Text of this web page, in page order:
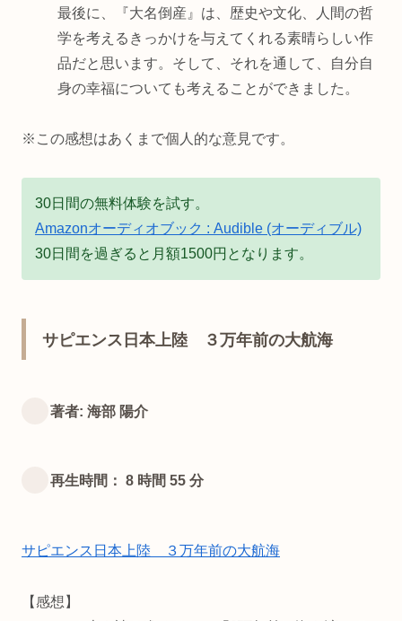
最後に、『大名倒産』は、歴史や文化、人間の哲
学を考えるきっかけを与えてくれる素晴らしい作
品だと思います。そして、それを通して、自分自
身の幸福についても考えることができました。
※この感想はあくまで個人的な意見です。
30日間の無料体験を試す。
Amazonオーディオブック : Audible (オーディブル)
30日間を過ぎると月額1500円となります。
サピエンス日本上陸 ３万年前の大航海
著者: 海部 陽介
再生時間： 8 時間 55 分
サピエンス日本上陸 ３万年前の大航海
【感想】